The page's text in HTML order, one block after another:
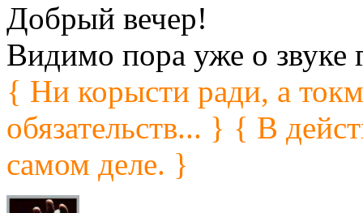
Добрый вечер!
Видимо пора уже о звуке
{ Ни корысти ради, а
обязательств... } { В
самом деле. }